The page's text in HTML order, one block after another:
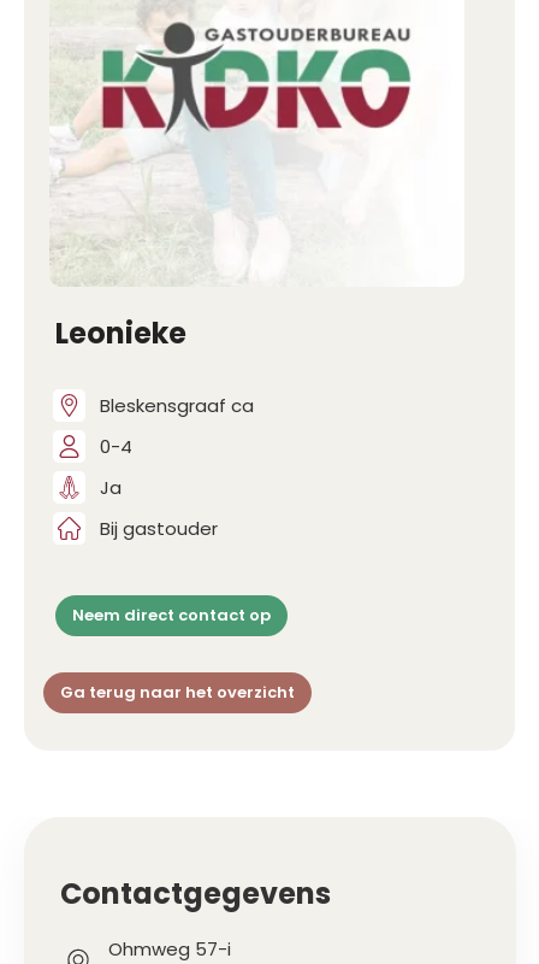
Leonieke
Bleskensgraaf ca
0-4
Ja
Bij gastouder
Neem direct contact op
Ga terug naar het overzicht
Contactgegevens
Ohmweg 57-i